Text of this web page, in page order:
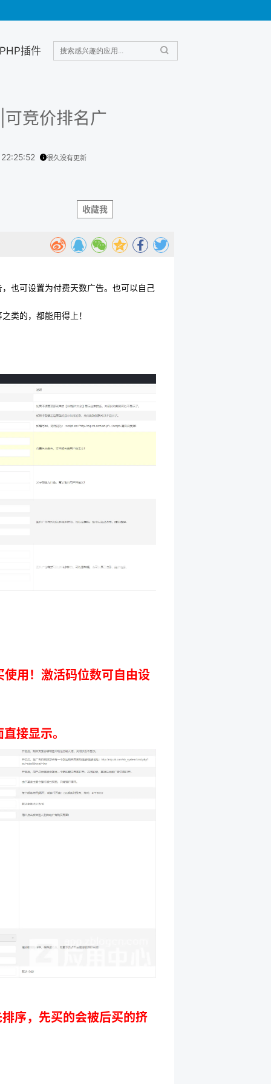
PHP插件
竞价排名广
很久没有更新
收藏我
也可设置为付费天数广告。也可以自己
类的，都能用得上！
用！激活码位数可自由设
接显示。
序，先买的会被后买的挤